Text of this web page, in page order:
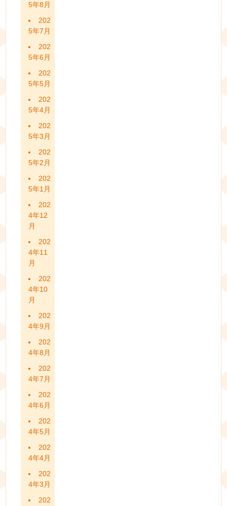
5年8月
202
5年7月
202
5年6月
202
5年5月
202
5年4月
202
5年3月
202
5年2月
202
5年1月
202
4年12
月
202
4年11
月
202
4年10
月
202
4年9月
202
4年8月
202
4年7月
202
4年6月
202
4年5月
202
4年4月
202
4年3月
202